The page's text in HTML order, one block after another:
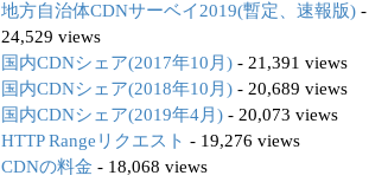
地方自治体CDNサーベイ2019(暫定、速報版) -
24,529 views
国内CDNシェア(2017年10月) - 21,391 views
国内CDNシェア(2018年10月) - 20,689 views
国内CDNシェア(2019年4月) - 20,073 views
HTTP Rangeリクエスト - 19,276 views
CDNの料金 - 18,068 views